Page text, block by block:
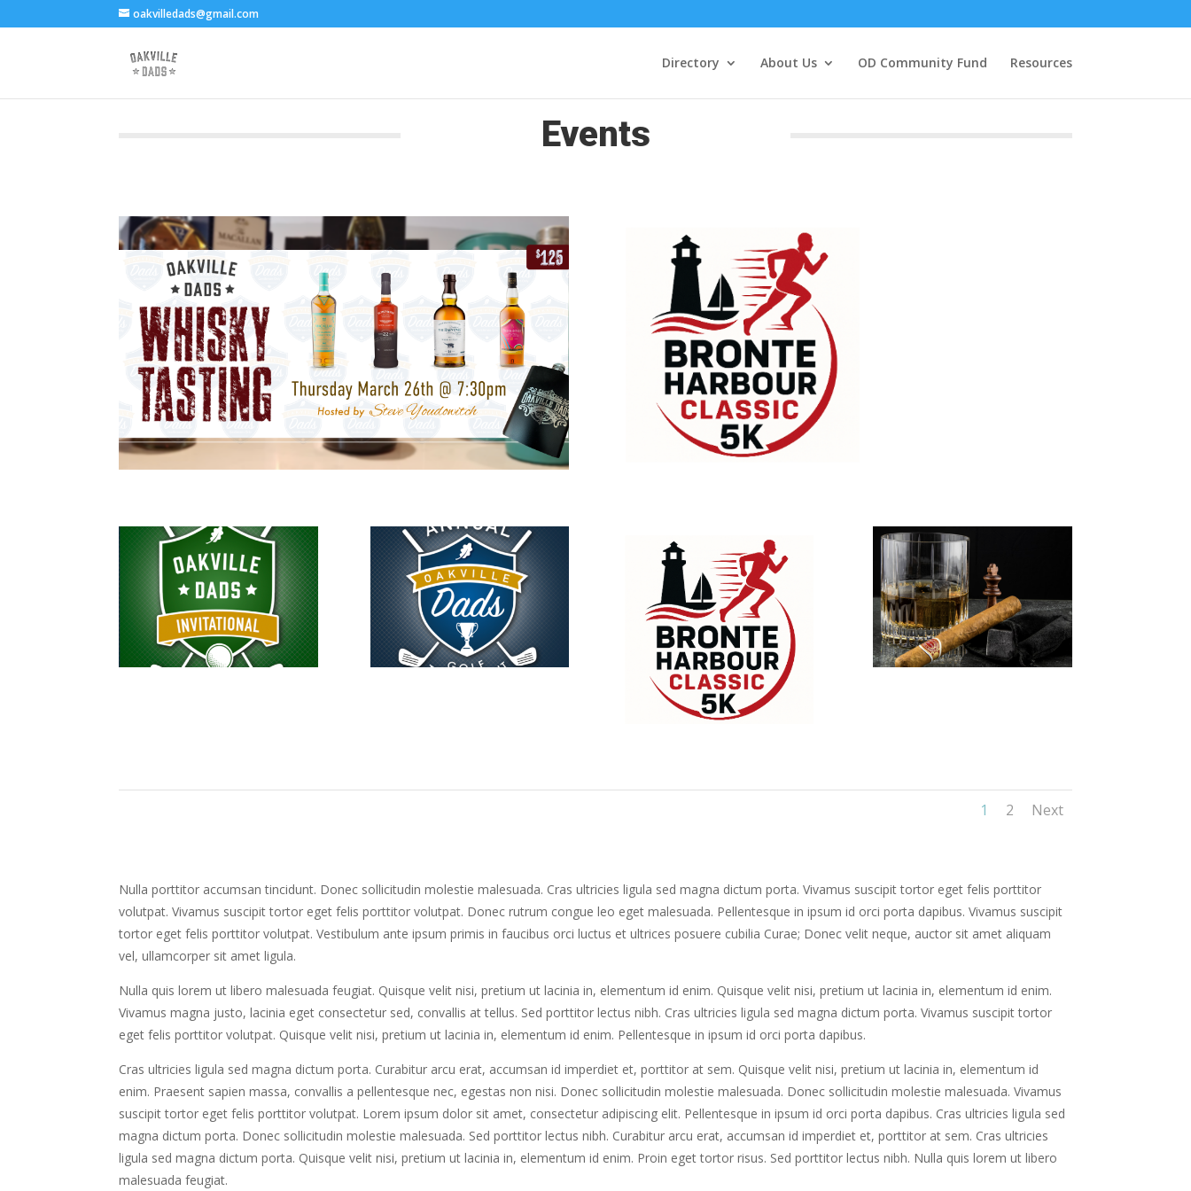
oakvilledads@gmail.com
Directory About Us OD Community Fund Resources
Events
1 2 Next
Nulla porttitor accumsan tincidunt. Donec sollicitudin molestie malesuada. Cras ultricies ligula sed magna dictum porta. Vivamus suscipit tortor eget felis porttitor
volutpat. Vivamus suscipit tortor eget felis porttitor volutpat. Donec rutrum congue leo eget malesuada. Pellentesque in ipsum id orci porta dapibus. Vivamus suscipit
tortor eget felis porttitor volutpat. Vestibulum ante ipsum primis in faucibus orci luctus et ultrices posuere cubilia Curae; Donec velit neque, auctor sit amet aliquam
vel, ullamcorper sit amet ligula.
Nulla quis lorem ut libero malesuada feugiat. Quisque velit nisi, pretium ut lacinia in, elementum id enim. Quisque velit nisi, pretium ut lacinia in, elementum id enim.
Vivamus magna justo, lacinia eget consectetur sed, convallis at tellus. Sed porttitor lectus nibh. Cras ultricies ligula sed magna dictum porta. Vivamus suscipit tortor
eget felis porttitor volutpat. Quisque velit nisi, pretium ut lacinia in, elementum id enim. Pellentesque in ipsum id orci porta dapibus.
Cras ultricies ligula sed magna dictum porta. Curabitur arcu erat, accumsan id imperdiet et, porttitor at sem. Quisque velit nisi, pretium ut lacinia in, elementum id
enim. Praesent sapien massa, convallis a pellentesque nec, egestas non nisi. Donec sollicitudin molestie malesuada. Donec sollicitudin molestie malesuada. Vivamus
suscipit tortor eget felis porttitor volutpat. Lorem ipsum dolor sit amet, consectetur adipiscing elit. Pellentesque in ipsum id orci porta dapibus. Cras ultricies ligula sed
magna dictum porta. Donec sollicitudin molestie malesuada. Sed porttitor lectus nibh. Curabitur arcu erat, accumsan id imperdiet et, porttitor at sem. Cras ultricies
ligula sed magna dictum porta. Quisque velit nisi, pretium ut lacinia in, elementum id enim. Proin eget tortor risus. Sed porttitor lectus nibh. Nulla quis lorem ut libero
malesuada feugiat.